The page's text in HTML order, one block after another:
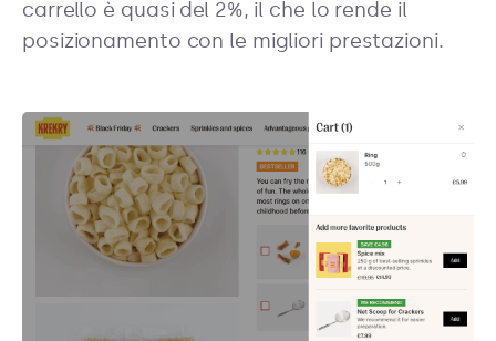
carrello è quasi del 2%, il che lo rende il
posizionamento con le migliori prestazioni.